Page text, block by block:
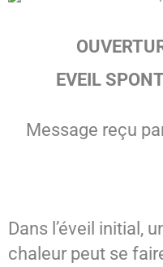
SPIRITISME - MESSAGES
EVEIL
Message reçu
Dans l’éveil initial,
chaleur peut se